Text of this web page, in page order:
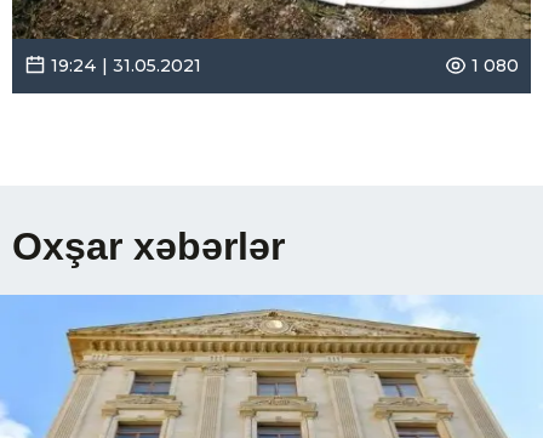
19:24 | 31.05.2021 1 080
Oxşar xəbərlər